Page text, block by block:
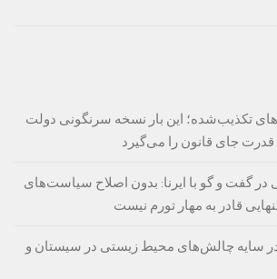
تکذیب‌شده؛ این بار نسخه سرنگونی دولت
قدرت جای قانون را می‌گیرد
در گفت و گو با ایرنا: بدون اصلاح سیاست‌های
قادر به مهار تورم نیست
سایه چالش‌های محیط زیستی در سیستان و